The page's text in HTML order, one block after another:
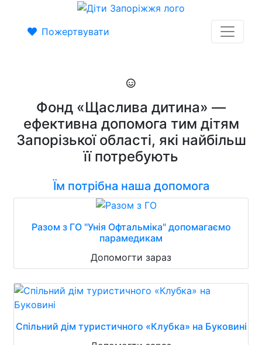
Пожертвувати
Фонд «Щаслива дитина» —
ефективна допомога тим дітям
Запорізької області, які найбільш
її потребують
Їм потрібна наша допомога
Разом з ГО "Унія Офтальміка" допомагаємо
парамедикам
Допомогти зараз
Спільний дім туристичного «Клубка» на Буковині